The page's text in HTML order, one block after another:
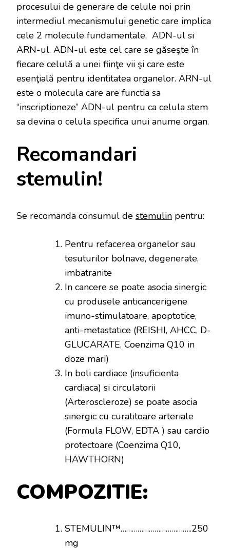
procesului de generare de celule noi prin
intermediul mecanismului genetic care implica
cele 2 molecule fundamentale, ADN-ul si
ARN-ul. ADN-ul este cel care se găseşte în
fiecare celulă a unei fiinţe vii şi care este
esenţială pentru identitatea organelor. ARN-ul
este o molecula care are functia sa
“inscriptioneze” ADN-ul pentru ca celula stem
sa devina o celula specifica unui anume organ.
Recomandari
stemulin!
Se recomanda consumul de stemulin pentru:
Pentru refacerea organelor sau
tesuturilor bolnave, degenerate,
imbatranite
In cancere se poate asocia sinergic
cu produsele anticancerigene
imuno-stimulatoare, apoptotice,
anti-metastatice (REISHI, AHCC, D-
GLUCARATE, Coenzima Q10 in
doze mari)
In boli cardiace (insuficienta
cardiaca) si circulatorii
(Arteroscleroze) se poate asocia
sinergic cu curatitoare arteriale
(Formula FLOW, EDTA ) sau cardio
protectoare (Coenzima Q10,
HAWTHORN)
COMPOZITIE:
STEMULIN™………………………………..250
mg